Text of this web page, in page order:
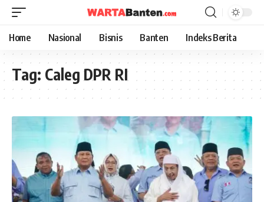
Home Nasional Bisnis Banten Indeks Berita
Tag: Caleg DPR RI